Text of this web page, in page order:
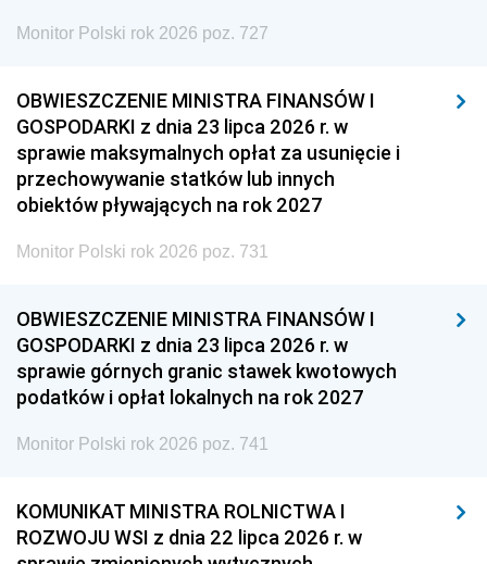
Monitor Polski rok 2026 poz. 727
OBWIESZCZENIE MINISTRA FINANSÓW I
GOSPODARKI z dnia 23 lipca 2026 r. w
sprawie maksymalnych opłat za usunięcie i
przechowywanie statków lub innych
obiektów pływających na rok 2027
Monitor Polski rok 2026 poz. 731
OBWIESZCZENIE MINISTRA FINANSÓW I
GOSPODARKI z dnia 23 lipca 2026 r. w
sprawie górnych granic stawek kwotowych
podatków i opłat lokalnych na rok 2027
Monitor Polski rok 2026 poz. 741
KOMUNIKAT MINISTRA ROLNICTWA I
ROZWOJU WSI z dnia 22 lipca 2026 r. w